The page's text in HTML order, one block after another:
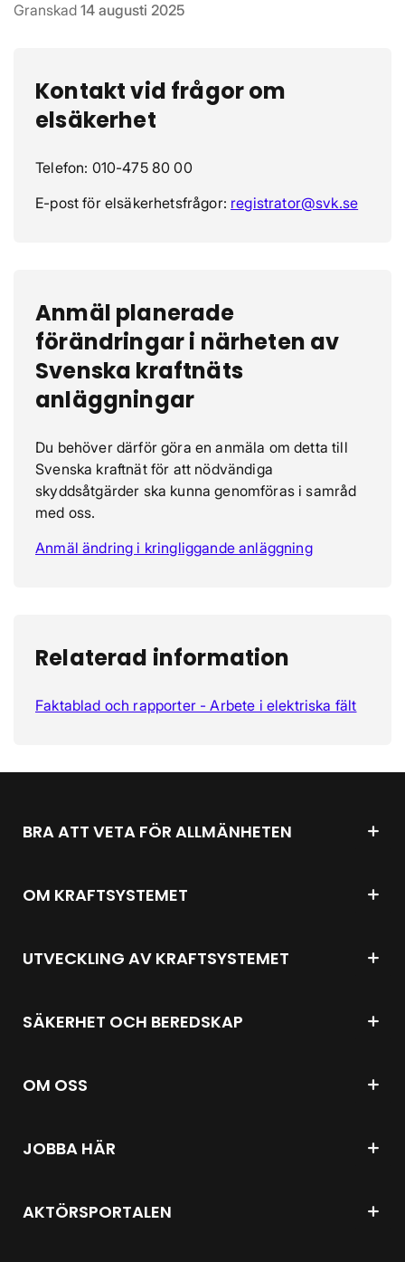
Granskad 14 augusti 2025
Kontakt vid frågor om
elsäkerhet
Telefon: 010-475 80 00
E-post för elsäkerhetsfrågor: registrator@svk.se
Anmäl planerade
förändringar i närheten av
Svenska kraftnäts
anläggningar
Du behöver därför göra en anmäla om detta till
Svenska kraftnät för att nödvändiga
skyddsåtgärder ska kunna genomföras i samråd
med oss.
Anmäl ändring i kringliggande anläggning
Relaterad information
Faktablad och rapporter - Arbete i elektriska fält
BRA ATT VETA FÖR ALLMÄNHETEN
OM KRAFTSYSTEMET
UTVECKLING AV KRAFTSYSTEMET
SÄKERHET OCH BEREDSKAP
OM OSS
JOBBA HÄR
AKTÖRSPORTALEN